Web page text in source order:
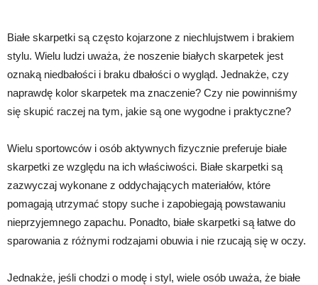
Białe skarpetki są często kojarzone z niechlujstwem i brakiem
stylu. Wielu ludzi uważa, że noszenie białych skarpetek jest
oznaką niedbałości i braku dbałości o wygląd. Jednakże, czy
naprawdę kolor skarpetek ma znaczenie? Czy nie powinniśmy
się skupić raczej na tym, jakie są one wygodne i praktyczne?
Wielu sportowców i osób aktywnych fizycznie preferuje białe
skarpetki ze względu na ich właściwości. Białe skarpetki są
zazwyczaj wykonane z oddychających materiałów, które
pomagają utrzymać stopy suche i zapobiegają powstawaniu
nieprzyjemnego zapachu. Ponadto, białe skarpetki są łatwe do
sparowania z różnymi rodzajami obuwia i nie rzucają się w oczy.
Jednakże, jeśli chodzi o modę i styl, wiele osób uważa, że białe